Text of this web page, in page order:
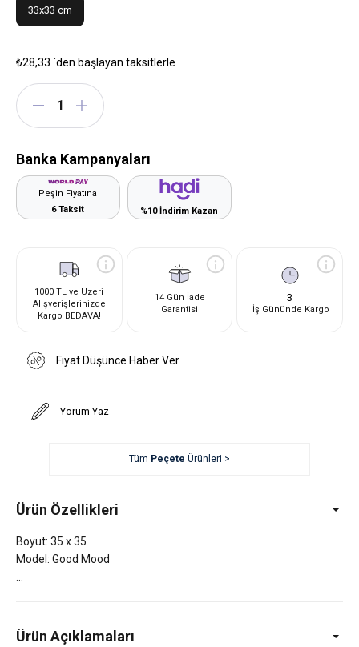
33x33 cm
₺28,33 `den başlayan taksitlerle
Banka Kampanyaları
Peşin Fiyatına
6 Taksit
%10 İndirim Kazan
1000 TL ve Üzeri
Alışverişlerinizde
Kargo BEDAVA!
14 Gün İade
Garantisi
3
İş Gününde Kargo
Fiyat Düşünce Haber Ver
Yorum Yaz
Tüm Peçete Ürünleri >
Ürün Özellikleri
Boyut: 35 x 35
Model: Good Mood
Ürün Açıklamaları